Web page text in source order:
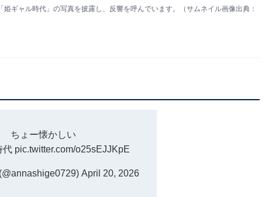
ギャル時代」の写真を披露し、反響を呼んでいます。（サムネイル画像出典：
ちょー懐かしい
代 pic.twitter.com/o25sEJJKpE
April 20, 2026